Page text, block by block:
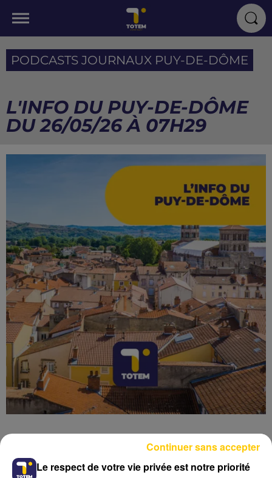
PODCASTS JOURNAUX PUY-DE-DÔME
L'INFO DU PUY-DE-DÔME
DU 26/05/26 À 07H29
Le respect de votre vie privée est notre priorité
Continuer sans accepter